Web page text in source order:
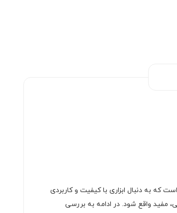
که به دنبال ابزاری با کیفیت و کاربردی
مفید واقع شود. در ادامه به بررسی